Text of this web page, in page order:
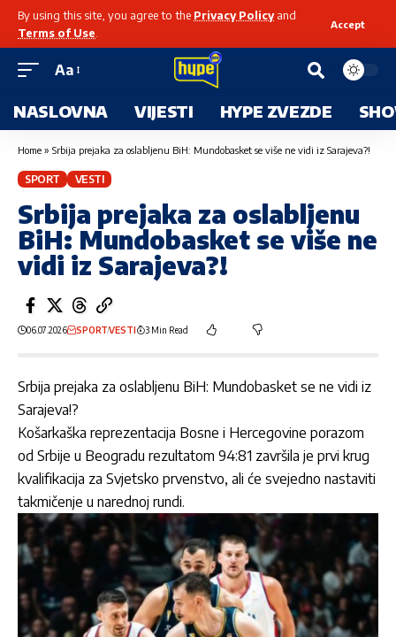
By using this site, you agree to the Privacy Policyand
Terms of Use
Accept
Aa
NASLOVNA VIJESTI HYPE ZVEZDE
Home » Srbija prejaka za oslabljenu BiH: Mundobasket se više ne vidi iz Sarajeva?!
SPORT VESTI
Srbija prejaka za oslabljenu
BiH: Mundobasket se više ne
vidi iz Sarajeva?!
06.07.2026 SPORTVESTI 3 Min Read
Srbija prejaka za oslabljenu BiH: Mundobasket se ne vidi iz
Sarajeva!?
Košarkaška reprezentacija Bosne i Hercegovine porazom
od Srbije u Beogradu rezultatom 94:81 završila je prvi krug
kvalifikacija za Svjetsko prvenstvo, ali će svejedno nastaviti
takmičenje u narednoj rundi.